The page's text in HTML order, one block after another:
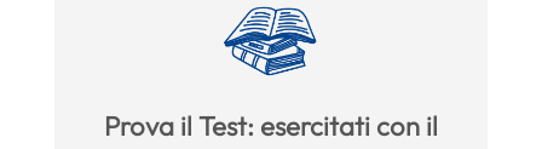
Prova il Test: esercitati con il